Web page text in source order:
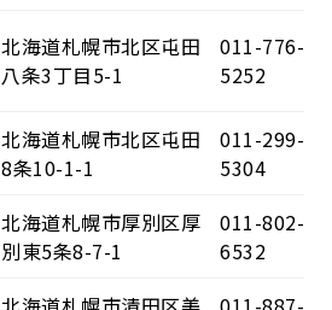
北海道札幌市北区屯田
八条3丁目5-1
011-776-
5252
北海道札幌市北区屯田
8条10-1-1
011-299-
5304
北海道札幌市厚別区厚
別東5条8-7-1
011-802-
6532